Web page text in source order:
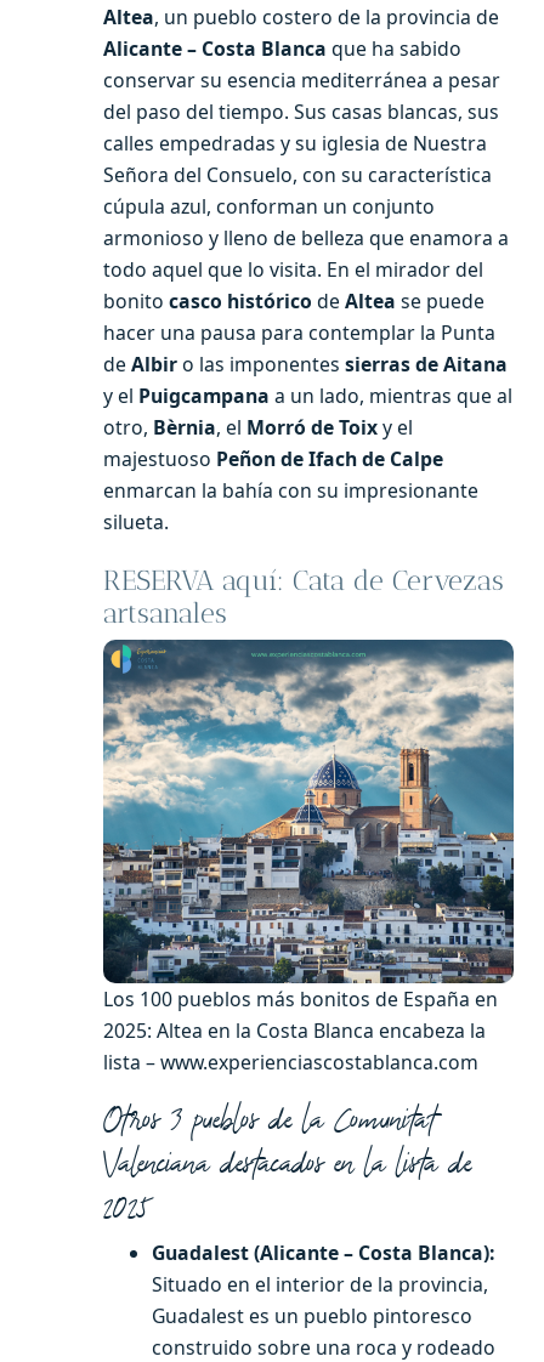
Altea, un pueblo costero de la provincia de
Alicante – Costa Blanca que ha sabido
conservar su esencia mediterránea a pesar
del paso del tiempo. Sus casas blancas, sus
calles empedradas y su iglesia de Nuestra
Señora del Consuelo, con su característica
cúpula azul, conforman un conjunto
armonioso y lleno de belleza que enamora a
todo aquel que lo visita. En el mirador del
bonito casco histórico de Altea se puede
hacer una pausa para contemplar la Punta
de Albiro las imponentes sierras de Aitana
y el Puigcampana a un lado, mientras que al
otro, Bèrnia, el Morró de Toixy el
majestuoso Peñon de Ifach de Calpe
enmarcan la bahía con su impresionante
silueta.
RESERVA aquí: Cata de Cervezas
artsanales
Los 100 pueblos más bonitos de España en
2025: Altea en la Costa Blanca encabeza la
lista – www.experienciascostablanca.com
Otros 3 pueblos de la Comunitat
Valenciana destacados en la lista de
2025
Guadalest (Alicante – Costa Blanca):
Situado en el interior de la provincia,
Guadalest es un pueblo pintoresco
construido sobre una roca y rodeado